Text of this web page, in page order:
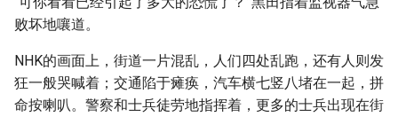
败坏地嚷道。
NHK的画面上，街道一片混乱，人们四处乱跑，还有人则发
狂一般哭喊着；交通陷于瘫痪，汽车横七竖八堵在一起，拼
命按喇叭。警察和士兵徒劳地指挥着，更多的士兵出现在街